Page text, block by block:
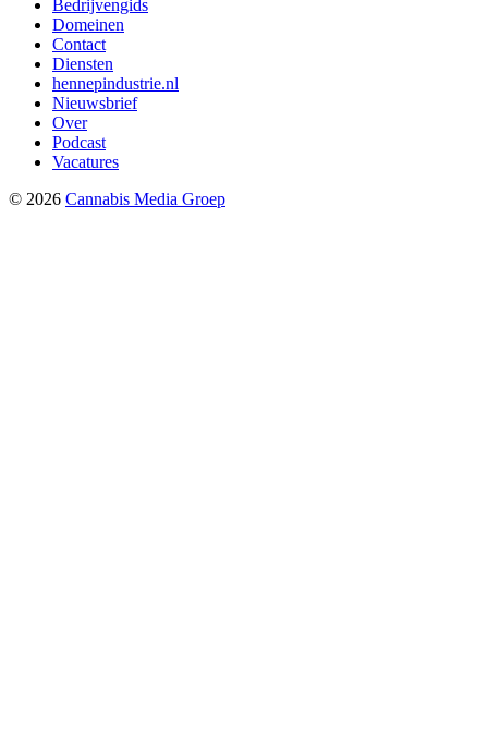
Bedrijvengids
Domeinen
Contact
Diensten
hennepindustrie.nl
Nieuwsbrief
Over
Podcast
Vacatures
© 2026 Cannabis Media Groep